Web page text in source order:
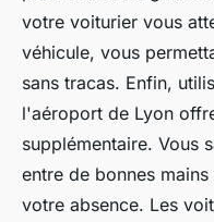
votre voiturier vous
véhicule, vous
sans tracas. Enfin,
l'aéroport de Lyon
supplémentaire. Vous
entre de bonnes
votre absence. Les